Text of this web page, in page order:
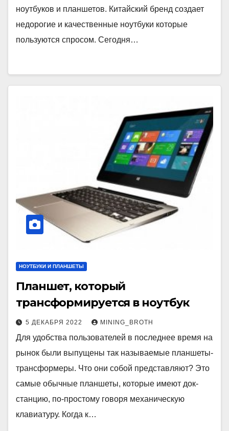
ноутбуков и планшетов. Китайский бренд создает
недорогие и качественные ноутбуки которые
пользуются спросом. Сегодня…
НОУТБУКИ И ПЛАНШЕТЫ
Планшет, который
трансформируется в ноутбук
5 ДЕКАБРЯ 2022 MINING_BROTH
Для удобства пользователей в последнее время на
рынок были выпущены так называемые планшеты-
трансформеры. Что они собой представляют? Это
самые обычные планшеты, которые имеют док-
станцию, по-простому говоря механическую
клавиатуру. Когда к…